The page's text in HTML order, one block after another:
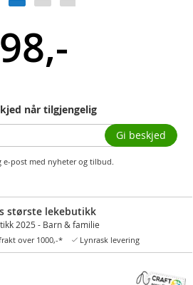
98,-
når tilgjengelig
e-post med nyheter og tilbud.
Gi beskjed
største lekebutikk
2025 - Barn & familie
over 1000,-* Lynrask levering